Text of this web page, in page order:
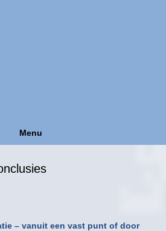
Menu
– vanuit een vast punt of door